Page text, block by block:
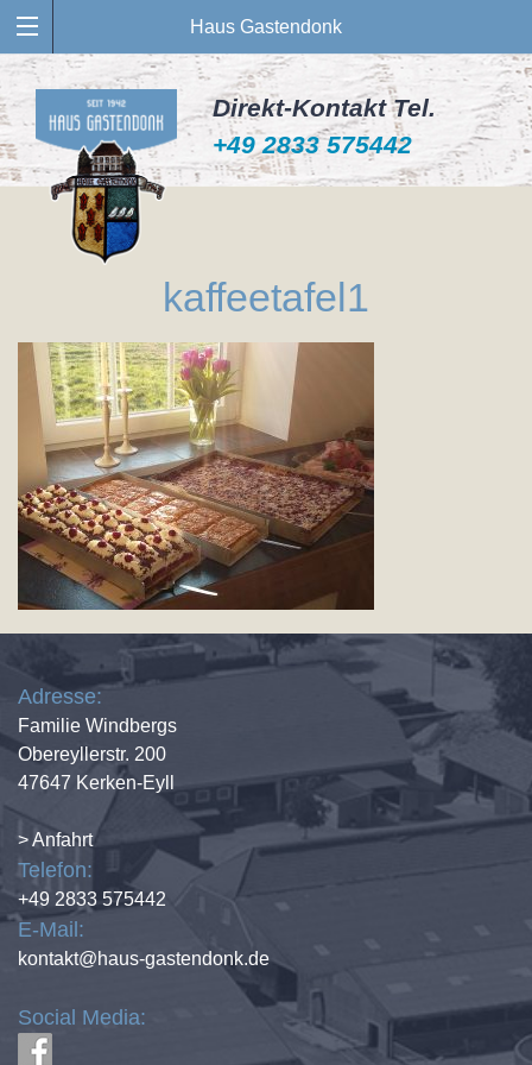
Haus Gastendonk
Direkt-Kontakt Tel.
+49 2833 575442
kaffeetafel1
Adresse:
Familie Windbergs
Obereyllerstr. 200
47647 Kerken-Eyll
> Anfahrt
Telefon:
+49 2833 575442
E-Mail:
kontakt@haus-gastendonk.de
Social Media: